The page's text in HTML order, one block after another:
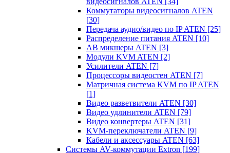
Коммутаторы видеосигналов ATEN
[30]
Передача аудио/видео по IP ATEN [25]
Распределение питания ATEN [10]
АВ микшеры ATEN [3]
Модули KVM ATEN [2]
Усилители ATEN [7]
Процессоры видеостен ATEN [7]
Матричная система KVM по IP ATEN
[1]
Видео разветвители ATEN [30]
Видео удлинители ATEN [79]
Видео конвертеры ATEN [31]
KVM-переключатели ATEN [9]
Кабели и аксессуары ATEN [63]
Системы AV-коммутации Extron [199]